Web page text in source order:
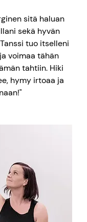
sitä haluan
sekä hyvän
tuo itselleni
voimaa tähän
tahtiin. Hiki
hymy irtoaa ja